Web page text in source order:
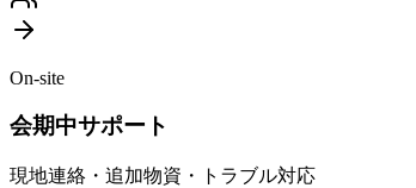
On-site
会期中サポート
現地連絡・追加物資・トラブル対応